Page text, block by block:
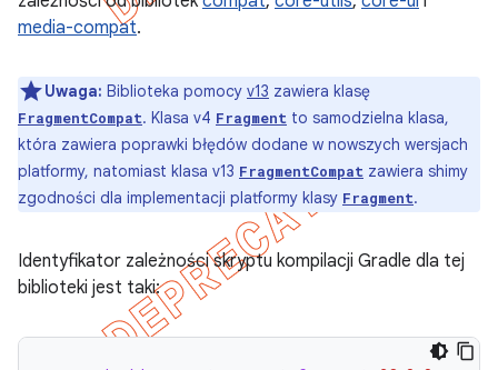
media-compat.
Uwaga: Biblioteka pomocy v13 zawiera klasę
FragmentCompat. Klasa v4 Fragment to samodzielna klasa,
która zawiera poprawki błędów dodane w nowszych wersjach
platformy, natomiast klasa v13 FragmentCompat zawiera shimy
zgodności dla implementacji platformy klasy Fragment.
Identyfikator zależności skryptu kompilacji Gradle dla tej
biblioteki jest taki: